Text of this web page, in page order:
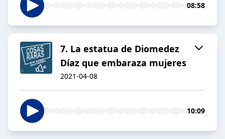
08:58
7. La estatua de Diomedez
Díaz que embaraza mujeres
2021-04-08
10:09